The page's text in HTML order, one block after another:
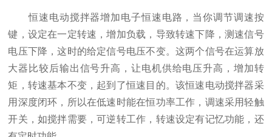
恒速电动搅拌器增加电子恒速电路，当你调节调速按
键，设定在一定转速，增加负载，导致转速下降，测速信号
电压下降，这时的给定信号电压不变。这两个信号在运算放
大器比较后输出信号升高，让电机供给电压升高，增加转
矩，转速基本不变，起到了恒速目的。该恒速电动搅拌器采
用深度闭环，所以在低速时能在恒功率工作，调速采用轻触
开关，如搅拌需要，可逆转工作，转速设定有记忆功能，还